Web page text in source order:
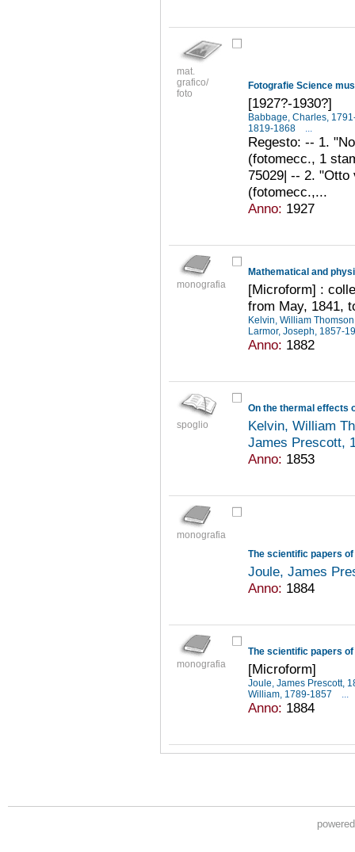
mat.
grafico/
foto
Fotografie Science
[1927?-1930?]
Babbage, Charles,
1819-1868
...
Regesto: -- 1.
(fotomecc., 1
75029| -- 2. "Otto
(fotomecc.,...
Anno: 1927
monografia
Mathematical and
[Microform] :
from May, 1841,
Kelvin, William
Larmor, Joseph, 1857-
Anno: 1882
spoglio
On the thermal effects
Kelvin, William
James Prescott,
Anno: 1853
monografia
The scientific papers
Joule, James
Anno: 1884
monografia
The scientific papers
[Microform]
Joule, James Prescott,
William, 1789-1857
Anno: 1884